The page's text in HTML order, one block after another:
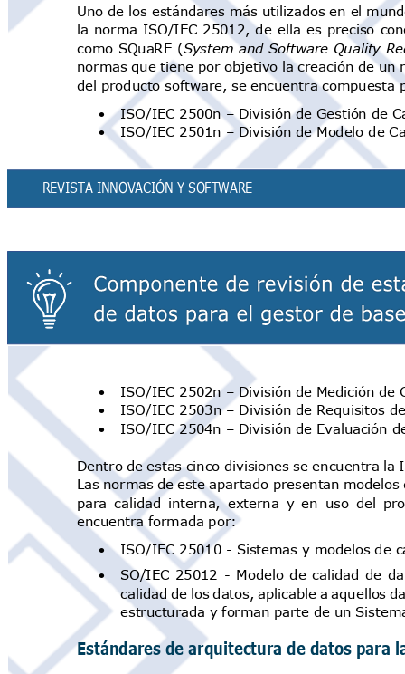
Uno de los estándares más utilizados en el
la norma ISO/IEC 25012, deella es preciso
como SQuaRE (Systemand Software Quality
normas que tiene por objetivo la creación de
del producto software, se encuentra
•
•
ISO/IEC 2500n – División de Gestión de
ISO/IEC 2501n – División de Modelo de
REVISTA INNOVACIÓN Y SOFTWARE
•
•
•
ISO/IEC 2502n– División de Medición
ISO/IEC 2503n– División de Requisitos
ISO/IEC 2504n – División de Evaluación
Dentro de estas cinco divisiones se encuentra la
Las normas de este apartado presentan
para calidad interna, externa y en uso del
encuentra formada por:
•
•
ISO/IEC 25010 - Sistemas y modelos de
SO/IEC 25012 - Modelo de calidad de
calidad de los datos, aplicable a aquellos
estructurada y forman parte de un
Estándares de arquitectura de datos para